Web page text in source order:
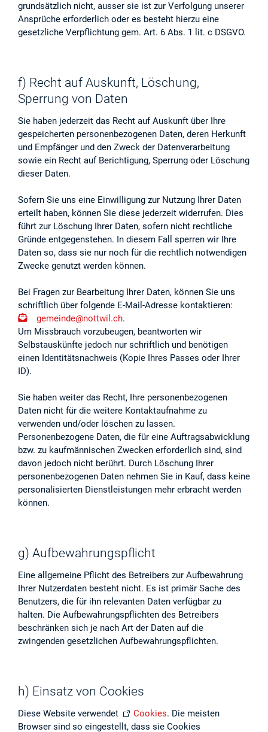
grundsätzlich nicht, ausser sie ist zur Verfolgung unserer
Ansprüche erforderlich oder es besteht hierzu eine
gesetzliche Verpflichtung gem. Art. 6 Abs. 1 lit. c DSGVO.
f) Recht auf Auskunft, Löschung,
Sperrung von Daten
Sie haben jederzeit das Recht auf Auskunft über Ihre
gespeicherten personenbezogenen Daten, deren Herkunft
und Empfänger und den Zweck der Datenverarbeitung
sowie ein Recht auf Berichtigung, Sperrung oder Löschung
dieser Daten.
Sofern Sie uns eine Einwilligung zur Nutzung Ihrer Daten
erteilt haben, können Sie diese jederzeit widerrufen. Dies
führt zur Löschung Ihrer Daten, sofern nicht rechtliche
Gründe entgegenstehen. In diesem Fall sperren wir Ihre
Daten so, dass sie nur noch für die rechtlich notwendigen
Zwecke genutzt werden können.
Bei Fragen zur Bearbeitung Ihrer Daten, können Sie uns
schriftlich über folgende E-Mail-Adresse kontaktieren:
g m nd n ttw ch.
Um Missbrauch vorzubeugen, beantworten wir
Selbstauskünfte jedoch nur schriftlich und benötigen
einen Identitätsnachweis (Kopie Ihres Passes oder Ihrer
ID).
Sie haben weiter das Recht, Ihre personenbezogenen
Daten nicht für die weitere Kontaktaufnahme zu
verwenden und/oder löschen zu lassen.
Personenbezogene Daten, die für eine Auftragsabwicklung
bzw. zu kaufmännischen Zwecken erforderlich sind, sind
davon jedoch nicht berührt. Durch Löschung Ihrer
personenbezogenen Daten nehmen Sie in Kauf, dass keine
personalisierten Dienstleistungen mehr erbracht werden
können.
g) Aufbewahrungspflicht
Eine allgemeine Pflicht des Betreibers zur Aufbewahrung
Ihrer Nutzerdaten besteht nicht. Es ist primär Sache des
Benutzers, die für ihn relevanten Daten verfügbar zu
halten. Die Aufbewahrungspflichten des Betreibers
beschränken sich je nach Art der Daten auf die
zwingenden gesetzlichen Aufbewahrungspflichten.
h) Einsatz von Cookies
Diese Website verwendet Cookies. Die meisten
Browser sind so eingestellt, dass sie Cookies